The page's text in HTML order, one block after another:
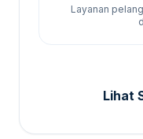
Layanan
Lihat